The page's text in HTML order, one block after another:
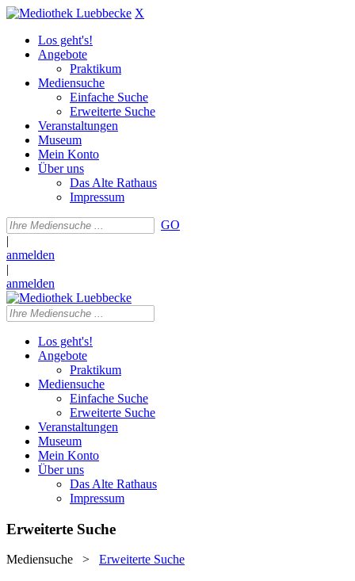
X
Los geht's!
Angebote
Praktikum
Mediensuche
Einfache Suche
Erweiterte Suche
Veranstaltungen
Museum
Mein Konto
Über uns
Das Alte Rathaus
Impressum
GO
|
anmelden
|
anmelden
Los geht's!
Angebote
Praktikum
Mediensuche
Einfache Suche
Erweiterte Suche
Veranstaltungen
Museum
Mein Konto
Über uns
Das Alte Rathaus
Impressum
Erweiterte Suche
Mediensuche > Erweiterte Suche